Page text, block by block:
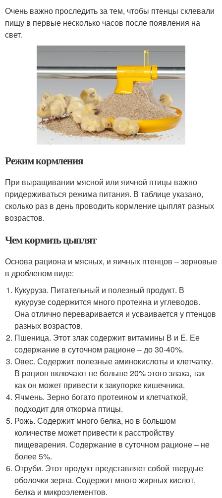
Очень важно проследить за тем, чтобы птенцы склевали
пищу в первые несколько часов после появления на
свет.
Режим кормления
При выращивании мясной или яичной птицы важно
придерживаться режима питания. В таблице указано,
сколько раз в день проводить кормление цыплят разных
возрастов.
Чем кормить цыплят
Основа рациона и мясных, и яичных птенцов – зерновые
в дробленом виде:
Кукуруза. Питательный и полезный продукт. В
кукурузе содержится много протеина и углеводов.
Она отлично переваривается и усваивается у птенцов
разных возрастов.
Пшеница. Этот злак содержит витамины В и Е. Ее
содержание в суточном рационе – до 30-40%.
Овес. Содержит полезные аминокислоты и клетчатку.
В рацион включают не больше 20% этого злака, так
как он может привести к закупорке кишечника.
Ячмень. Зерно богато протеином и клетчаткой,
подходит для откорма птицы.
Рожь. Содержит много белка, но в большом
количестве может привести к расстройству
пищеварения. Содержание в суточном рационе – не
более 5%.
Отруби. Этот продукт представляет собой твердые
оболочки зерна. Содержит много жирных кислот,
белка и микроэлементов.